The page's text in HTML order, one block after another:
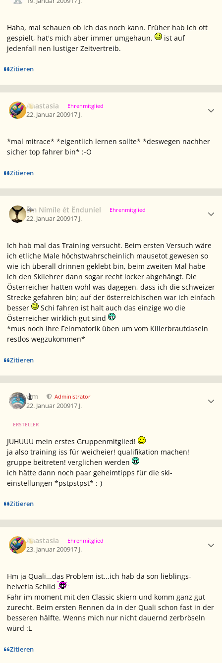
Haha, mal schauen ob ich das noch kann. Früher hab ich oft
gespielt, hat's mich aber immer umgehaun.
ist auf
jedenfall nen lustiger Zeitvertreib.
Zitieren
Anastasia Ehrenmitglied
22. Januar 200917 J.
*mal mitrace* *eigentlich lernen sollte* *deswegen nachher
sicher top fahrer bin* :-O
Zitieren
Êm Nímíle ét Ënduníel Ehrenmitglied
22. Januar 200917 J.
Ich hab mal das Training versucht. Beim ersten Versuch wäre
ich etliche Male höchstwahrscheinlich mausetot gewesen so
wie ich überall drinnen geklebt bin, beim zweiten Mal habe
ich den Skilehrer dann sogar recht locker abgehängt. Die
Österreicher hatten wohl was dagegen, dass ich die schweizer
Strecke gefahren bin; auf der österreichischen war ich einfach
besser
Schi fahren ist halt auch das einzige wo die
Österreicher wirklich gut sind
*mus noch ihre Feinmotorik üben um vom Killerbrautdasein
restlos wegzukommen*
Zitieren
wm Administrator
22. Januar 200917 J.
ERSTELLER
JUHUUU mein erstes Gruppenmitglied!
ja also training iss für weicheier! qualifikation machen!
gruppe beitreten! verglichen werden
ich hätte dann noch paar geheimtipps für die ski-
einstellungen *pstpstpst* ;-)
Zitieren
Anastasia Ehrenmitglied
23. Januar 200917 J.
Hm ja Quali...das Problem ist...ich hab da son lieblings-
helvetia Schild
Fahr im moment mit den Classic skiern und komm ganz gut
zurecht. Beim ersten Rennen da in der Quali schon fast in der
besseren hälfte. Wenns mich nur nicht dauernd zerbröseln
würd :L
Zitieren